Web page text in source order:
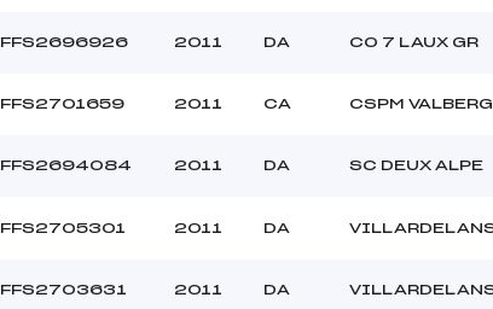
FFS2696926 2011 DA CO 7 LAUX GR
FFS2701659 2011 CA CSPM VALBERG
FFS2694084 2011 DA SC DEUX ALPE
FFS2705301 2011 DA
FFS2703631 2011 DA